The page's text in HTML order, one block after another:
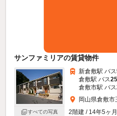
サンファミリアの賃貸物件
すべての写真
新倉敷駅 バス
倉敷駅 バス25
倉敷市駅 バス
岡山県倉敷市
2階建 / 14年5ヶ